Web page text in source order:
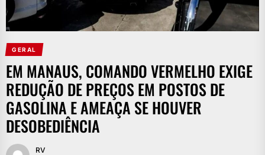
GERAL
EM MANAUS, COMANDO VERMELHO EXIGE
REDUÇÃO DE PREÇOS EM POSTOS DE
GASOLINA E AMEAÇA SE HOUVER
DESOBEDIÊNCIA
RV